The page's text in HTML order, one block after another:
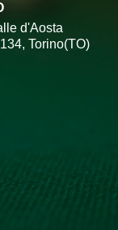
d'Aosta
Torino(TO)